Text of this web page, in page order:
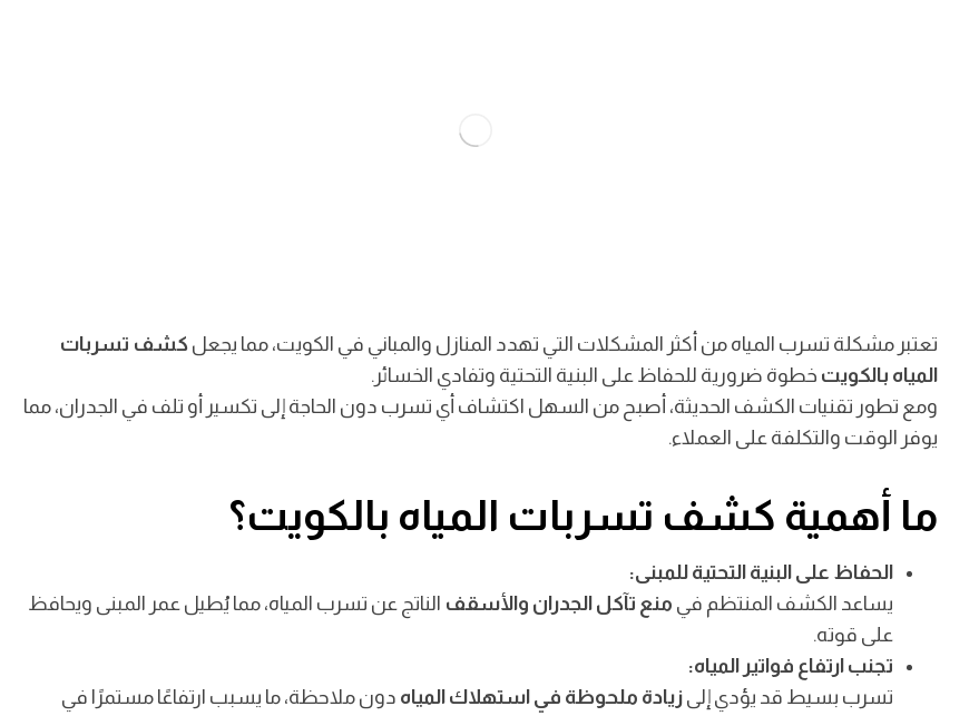
تعتبر مشكلة تسرب المياه من أكثر المشكلات التي تهدد المنازل والمباني في الكويت، مما يجعل كشف تسربات
المياه بالكويت خطوة ضرورية للحفاظ على البنية التحتية وتفادي الخسائر.
ومع تطور تقنيات الكشف الحديثة، أصبح من السهل اكتشاف أي تسرب دون الحاجة إلى تكسير أو تلف في الجدران، مما
يوفر الوقت والتكلفة على العملاء.
ما أهمية كشف تسربات المياه بالكويت؟
تُعدأهمية كشف تسربات المياه بالكويت سلامة
الحفاظ على البنية التحتية للمبنى:
يساعد الكشف المنتظم في منع تآكل الجدران والأسقف الناتج عن تسرب المياه، مما يُطيل عمر المبنى ويحافظ
على قوته.
تجنب ارتفاع فواتير المياه:
تسرب بسيط قد يؤدي إلى زيادة ملحوظة في استهلاك المياه دون ملاحظة، ما يسبب ارتفاعًا مستمرًا في